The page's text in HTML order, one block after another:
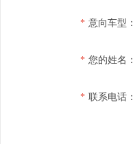
* 意向车型：
* 您的姓名：
* 联系电话：